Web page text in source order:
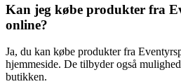
Kan jeg købe produkter fra
online?
Ja, du kan købe produkter fra
hjemmeside. De tilbyder også
butikken.